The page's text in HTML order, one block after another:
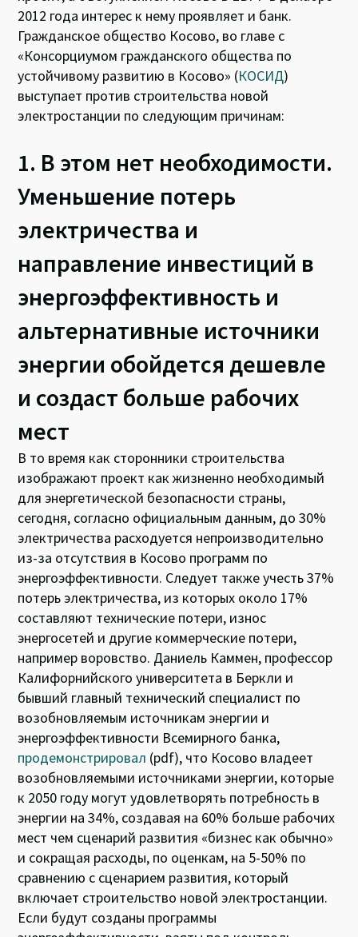
2012 года интерес к нему проявляет и банк.
Гражданское общество Косово, во главе с
«Консорциумом гражданского общества по
устойчивому развитию в Косово» (КОСИД)
выступает против строительства новой
электростанции по следующим причинам:
1. В этом нет необходимости.
Уменьшение потерь
электричества и
направление инвестиций в
энергоэффективность и
альтернативные источники
энергии обойдется дешевле
и создаст больше рабочих
мест
В то время как сторонники строительства
изображают проект как жизненно необходимый
для энергетической безопасности страны,
сегодня, согласно официальным данным, до 30%
электричества расходуется непроизводительно
из-за отсутствия в Косово программ по
энергоэффективности. Следует также учесть 37%
потерь электричества, из которых около 17%
составляют технические потери, износ
энергосетей и другие коммерческие потери,
например воровство. Даниель Каммен, профессор
Калифорнийского университета в Беркли и
бывший главный технический специалист по
возобновляемым источникам энергии и
энергоэффективности Всемирного банка,
продемонстрировал (pdf), что Косово владеет
возобновляемыми источниками энергии, которые
к 2050 году могут удовлетворять потребность в
энергии на 34%, создавая на 60% больше рабочих
мест чем сценарий развития «бизнес как обычно»
и сокращая расходы, по оценкам, на 5-50% по
сравнению с сценарием развития, который
включает строительство новой электростанции.
Если будут созданы программы